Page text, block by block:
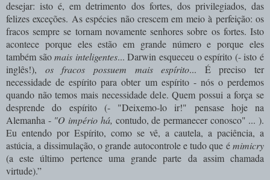
desejar: isto é, em detrimento dos fortes, dos privilegiados, das
felizes exceções. As espécies não crescem em meio à perfeição: os
fracos sempre se tornam novamente senhores sobre os fortes. Isto
acontece porque eles estão em grande número e porque eles
também sãomais inteligentes... Darwin esqueceu o espírito (- isto é
inglês!), os fracos possuem mais espírito... É preciso ter
necessidade de espírito para obter um espírito - nós o perdemos
quando não temos mais necessidade dele. Quem possui a força se
desprende do espírito (- "Deixemo-lo ir!" pensase hoje na
Alemanha - "O império há, contudo, de permanecer conosco" ... ).
Eu entendo por Espírito, como se vê, a cautela, a paciência, a
astúcia, a dissimulação, o grande autocontrole e tudo que émimicry
(a este último pertence uma grande parte da assim chamada
virtude).”